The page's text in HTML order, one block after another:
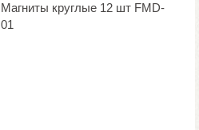
Магниты круглые 12 шт FMD-
01